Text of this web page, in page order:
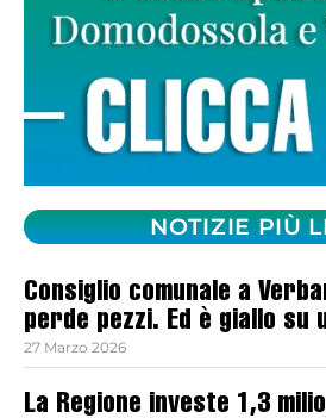
NOTIZIE PIÙ
Consiglio comunale a
perde pezzi. Ed è giallo su
27 Marzo 2026
La Regione investe 1,3